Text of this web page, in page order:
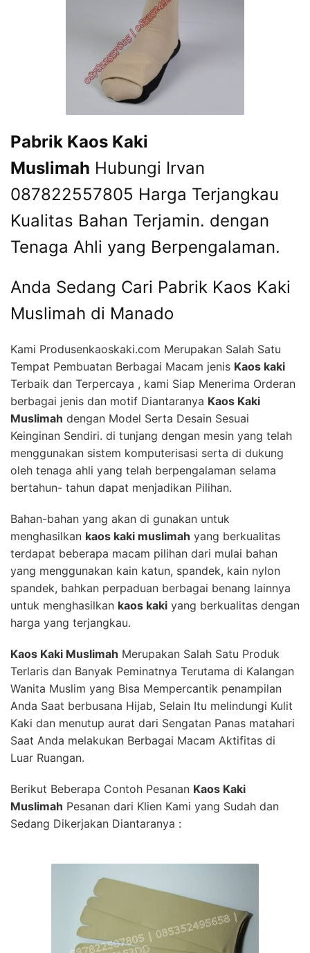
Pabrik Kaos Kaki
Muslimah Hubungi Irvan
087822557805 Harga Terjangkau
Kualitas Bahan Terjamin. dengan
Tenaga Ahli yang Berpengalaman.
Anda Sedang Cari Pabrik Kaos Kaki
Muslimah di Manado
Kami Produsenkaoskaki.com Merupakan Salah Satu
Tempat Pembuatan Berbagai Macam jenis Kaos kaki
Terbaik dan Terpercaya , kami Siap Menerima Orderan
berbagai jenis dan motif Diantaranya Kaos Kaki
Muslimah dengan Model Serta Desain Sesuai
Keinginan Sendiri. di tunjang dengan mesin yang telah
menggunakan sistem komputerisasi serta di dukung
oleh tenaga ahli yang telah berpengalaman selama
bertahun- tahun dapat menjadikan Pilihan.
Bahan-bahan yang akan di gunakan untuk
menghasilkan kaos kaki muslimah yang berkualitas
terdapat beberapa macam pilihan dari mulai bahan
yang menggunakan kain katun, spandek, kain nylon
spandek, bahkan perpaduan berbagai benang lainnya
untuk menghasilkan kaos kaki yang berkualitas dengan
harga yang terjangkau.
Kaos Kaki Muslimah Merupakan Salah Satu Produk
Terlaris dan Banyak Peminatnya Terutama di Kalangan
Wanita Muslim yang Bisa Mempercantik penampilan
Anda Saat berbusana Hijab, Selain Itu melindungi Kulit
Kaki dan menutup aurat dari Sengatan Panas matahari
Saat Anda melakukan Berbagai Macam Aktifitas di
Luar Ruangan.
Berikut Beberapa Contoh Pesanan Kaos Kaki
Muslimah Pesanan dari Klien Kami yang Sudah dan
Sedang Dikerjakan Diantaranya :